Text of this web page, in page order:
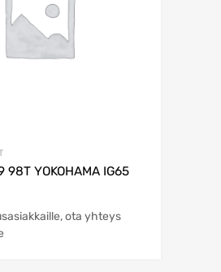
YOKOHAMA IG65
ota yhteys